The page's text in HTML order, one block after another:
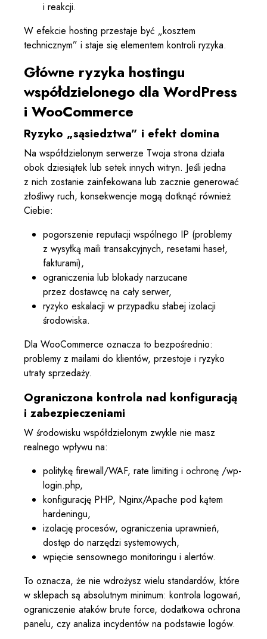
i reakcji.
W efekcie hosting przestaje być „kosztem
technicznym” i staje się elementem kontroli ryzyka.
Główne ryzyka hostingu
współdzielonego dla WordPress
i WooCommerce
Ryzyko „sąsiedztwa” i efekt domina
Na współdzielonym serwerze Twoja strona działa
obok dziesiątek lub setek innych witryn. Jeśli jedna
z nich zostanie zainfekowana lub zacznie generować
złośliwy ruch, konsekwencje mogą dotknąć również
Ciebie:
pogorszenie reputacji wspólnego IP (problemy
z wysyłką maili transakcyjnych, resetami haseł,
fakturami),
ograniczenia lub blokady narzucane
przez dostawcę na cały serwer,
ryzyko eskalacji w przypadku słabej izolacji
środowiska.
Dla WooCommerce oznacza to bezpośrednio:
problemy z mailami do klientów, przestoje i ryzyko
utraty sprzedaży.
Ograniczona kontrola nad konfiguracją
i zabezpieczeniami
W środowisku współdzielonym zwykle nie masz
realnego wpływu na:
politykę firewall/WAF, rate limiting i ochronę /wp-
login.php,
konfigurację PHP, Nginx/Apache pod kątem
hardeningu,
izolację procesów, ograniczenia uprawnień,
dostęp do narzędzi systemowych,
wpięcie sensownego monitoringu i alertów.
To oznacza, że nie wdrożysz wielu standardów, które
w sklepach są absolutnym minimum: kontrola logowań,
ograniczenie ataków brute force, dodatkowa ochrona
panelu, czy analiza incydentów na podstawie logów.